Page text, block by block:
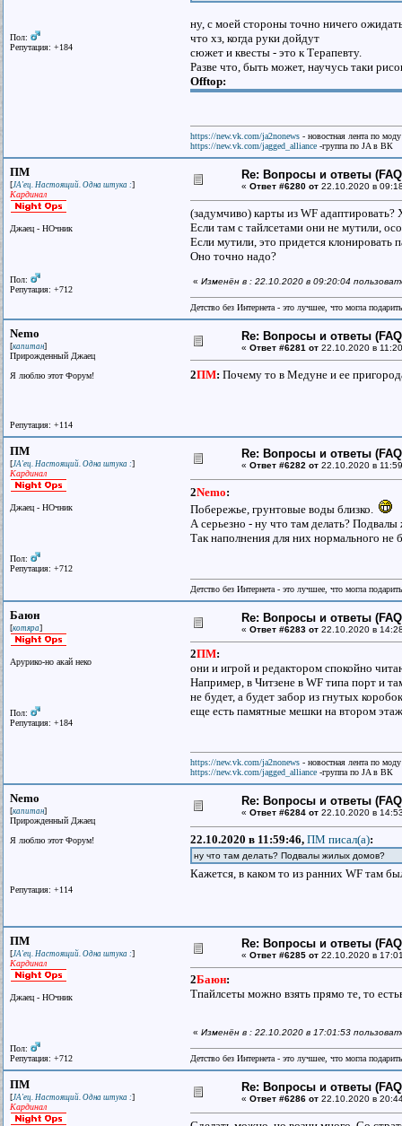
Пол:
Репутация: +184
ну, с моей стороны точно ничего
что хз, когда руки дойдут
сюжет и квесты - это к Терапевту.
Разве что, быть может, научусь таки
Offtop:
https://new.vk.com/ja2nonews - новостная лента по
https://new.vk.com/jagged_alliance -группа по JA в ВК
ПМ
[JA'ец. Настоящий. Одна штука :]
Кардинал
Джаец - НОчник
Пол:
Репутация: +712
Re: Вопросы и ответы
« Ответ #6280 от 22.10.2020 в
(задумчиво) карты из WF адаптировать?
Если там с тайлсетами они не мутили,
Если мутили, это придется клонировать
Оно точно надо?
« Изменён в : 22.10.2020 в 09:20:04
Детство без Интернета - это лучшее, что могла
Nemo
[капитан]
Прирожденный Джаец
Я люблю этот Форум!
Репутация: +114
Re: Вопросы и ответы
« Ответ #6281 от 22.10.2020 в
2ПМ: Почему то в Медуне и ее
ПМ
[JA'ец. Настоящий. Одна штука :]
Кардинал
Джаец - НОчник
Пол:
Репутация: +712
Re: Вопросы и ответы
« Ответ #6282 от 22.10.2020 в
2Nemo:
Побережье, грунтовые воды близко.
А серьезно - ну что там делать?
Так наполнения для них нормального не
Детство без Интернета - это лучшее, что могла
Баюн
[котяра]
Арурико-но акай неко
Пол:
Репутация: +184
Re: Вопросы и ответы
« Ответ #6283 от 22.10.2020 в
2ПМ:
они и игрой и редактором спокойно
Например, в Читзене в WF типа порт и
не будет, а будет забор из гнутых
еще есть памятные мешки на втором
https://new.vk.com/ja2nonews - новостная лента по
https://new.vk.com/jagged_alliance -группа по JA в ВК
Nemo
[капитан]
Прирожденный Джаец
Я люблю этот Форум!
Репутация: +114
Re: Вопросы и ответы
« Ответ #6284 от 22.10.2020 в
22.10.2020 в 11:59:46, ПМ писал(a):
ну что там делать? Подвалы жилых домов?
Кажется, в каком то из ранних WF там
ПМ
[JA'ец. Настоящий. Одна штука :]
Кардинал
Джаец - НОчник
Пол:
Репутация: +712
Re: Вопросы и ответы
« Ответ #6285 от 22.10.2020 в
2Баюн:
Тпайлсеты можно взять прямо те, то
« Изменён в : 22.10.2020 в 17:01:53
Детство без Интернета - это лучшее, что могла
ПМ
[JA'ец. Настоящий. Одна штука :]
Кардинал
Re: Вопросы и ответы
« Ответ #6286 от 22.10.2020 в